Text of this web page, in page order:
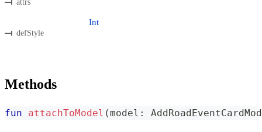
attrs
defStyle
Int
Methods
fun attachToModel (model :